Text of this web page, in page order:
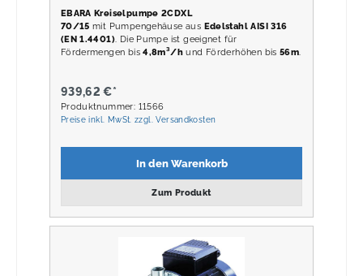
EBARA Kreiselpumpe 2CDXL
70/15 mit Pumpengehäuse aus Edelstahl AISI 316
(EN 1.4401). Die Pumpe ist geeignet für
Fördermengen bis4,8m³/h und Förderhöhen bis56m.
939,62 €*
Produktnummer: 11566
Preise inkl. MwSt. zzgl. Versandkosten
In den Warenkorb
Zum Produkt